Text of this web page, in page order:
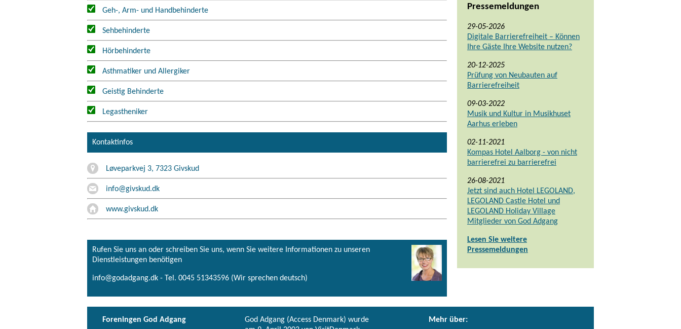
Geh-, Arm- und Handbehinderte
Sehbehinderte
Hörbehinderte
Asthmatiker und Allergiker
Geistig Behinderte
Legastheniker
Kontaktinfos
Løveparkvej 3, 7323 Givskud
info@givskud.dk
www.givskud.dk
Rufen Sie uns an oder schreiben Sie uns, wenn Sie weitere Informationen zu unseren
Dienstleistungen benötigen
info@godadgang.dk - Tel. 0045 51343596 (Wir sprechen deutsch)
Pressemeldungen
29-05-2026
Digitale Barrierefreiheit – Können
Ihre Gäste Ihre Website nutzen?
20-12-2025
Prüfung von Neubauten auf
Barrierefreiheit
09-03-2022
Musik und Kultur in Musikhuset
Aarhus erleben
02-11-2021
Kompas Hotel Aalborg - von nicht
barrierefrei zu barrierefrei
26-08-2021
Jetzt sind auch Hotel LEGOLAND,
LEGOLAND Castle Hotel und
LEGOLAND Holiday Village
Mitglieder von God Adgang
Lesen Sie weitere
Pressemeldungen
Foreningen God Adgang
God Adgang (Access Denmark) wurde
Mehr über: